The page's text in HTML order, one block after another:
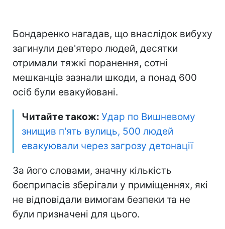
Бондаренко нагадав, що внаслідок вибуху
загинули дев'ятеро людей, десятки
отримали тяжкі поранення, сотні
мешканців зазнали шкоди, а понад 600
осіб були евакуйовані.
Читайте також: Удар по Вишневому
знищив п'ять вулиць, 500 людей
евакуювали через загрозу детонації
За його словами, значну кількість
боєприпасів зберігали у приміщеннях, які
не відповідали вимогам безпеки та не
були призначені для цього.